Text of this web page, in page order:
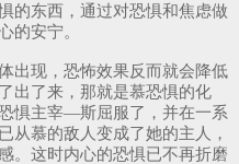
的东西，通过对恐惧和焦虑做
的安宁。
出现，恐怖效果反而就会降低
出了来，那就是慕恐惧的化
惧主宰—斯屈服了，并在一系
从慕的敌人变成了她的主人，
。这时内心的恐惧已不再折磨